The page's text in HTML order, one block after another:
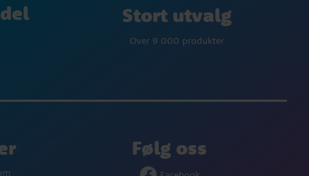
Stort utvalg
Over 9 000 produkter
Følg oss